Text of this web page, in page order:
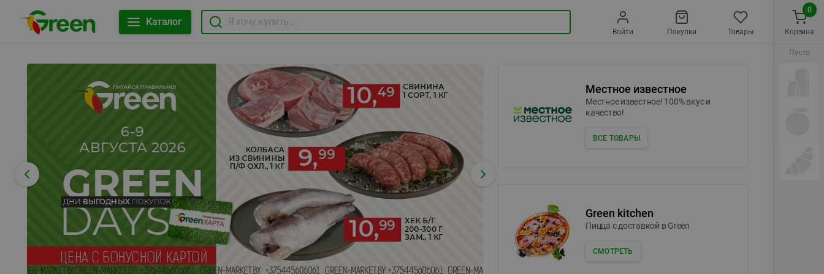
Каталог
Войти Покупки Товары
Местное известное
Местное известное! 100% вкус и
качество!
ВСЕ ТОВАРЫ
Green kitchen
Пицца c доставкой в Green
СМОТРЕТЬ
Корзина
0
Пусто